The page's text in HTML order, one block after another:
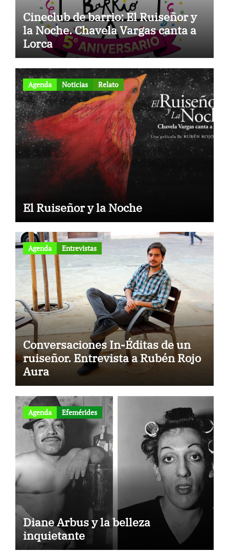
Cineclub de barrio: El Ruiseñor y
la Noche. Chavela Vargas canta a
Lorca
Agenda Noticias Relato
El Ruiseñor y la Noche
Agenda Entrevistas
Conversaciones In-Éditas de un
ruiseñor. Entrevista a Rubén Rojo
Aura
Agenda Efemérides
Diane Arbus y la belleza
inquietante